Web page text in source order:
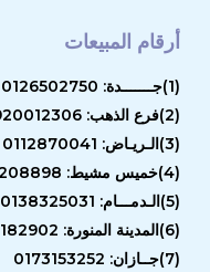
أرقام المبيعات
(1)جـــــــدة: 0126502750
(2)فرع الذهب: 920012306
(3)الـريـاض: 0112870041
(4)خميس مشيط: 0172208898
(5)الـدمـــام: 0138325031
(6)المدينة المنورة: 0148182902
(7)جــازان: 0173153252